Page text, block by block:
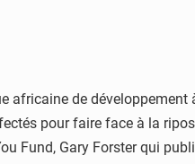
africaine de développement
pour faire face à la
Fund, Gary Forster qui